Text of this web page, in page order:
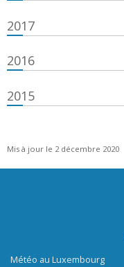
2017
2016
2015
Mis à jour le 2 décembre 2020
Météo au Luxembourg